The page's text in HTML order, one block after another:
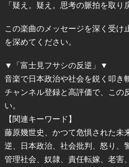
「疑え。疑え。思考の脈拍を取り
この楽曲のメッセージを深く受け
を深めてください。
▼「富士見フサシの反逆」▼
音楽で日本政治や社会を鋭く叩き
チャンネル登録と高評価で、この
い。
【関連キーワード】
藤原幾世史、かつて危惧された未
逆、日本政治、社会批判、怒り、
管理社会、奴隷、責任転嫁、老害